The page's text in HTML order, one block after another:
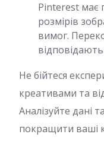
Pinterest має
розмірів
вимог.
Не бійтеся
креативами та
Аналізуйте дані
покращити ваші